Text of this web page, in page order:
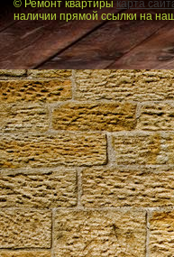
© Ремонт квартирыкарта
наличии прямой ссылки на